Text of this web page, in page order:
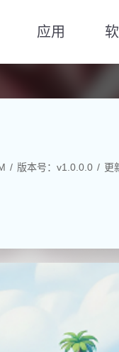
应用
版本号：v1.0.0.0 更